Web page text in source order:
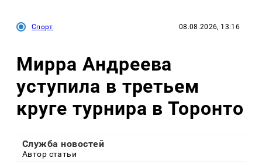
Спорт 08.08.2026, 13:16
Мирра Андреева
уступила в третьем
круге турнира в Торонто
Служба новостей
Автор статьи